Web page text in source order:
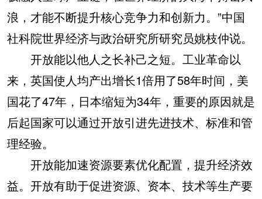
浪，才能不断提升核心竞争力和创新力。”中国
社科院世界经济与政治研究所研究员姚枝仲说。
开放能以他人之长补己之短。工业革命以
来，英国使人均产出增长1倍用了58年时间，美
国花了47年，日本缩短为34年，重要的原因就是
后起国家可以通过开放引进先进技术、标准和管
理经验。
开放能加速资源要素优化配置，提升经济效
益。开放有助于促进资源、资本、技术等生产要